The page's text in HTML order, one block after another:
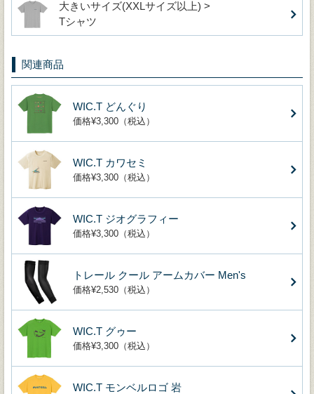
大きいサイズ(XXLサイズ以上) >
Tシャツ
関連商品
WIC.T どんぐり
価格¥3,300（税込）
WIC.T カワセミ
価格¥3,300（税込）
WIC.T ジオグラフィー
価格¥3,300（税込）
トレール クール アームカバー Men's
価格¥2,530（税込）
WIC.T グゥー
価格¥3,300（税込）
WIC.T モンベルロゴ 岩